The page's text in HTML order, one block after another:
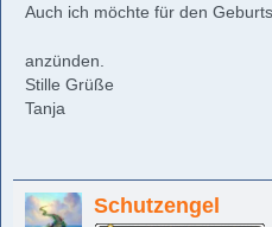
Auch ich möchte für den
anzünden.
Stille Grüße
Tanja
Schutzengel